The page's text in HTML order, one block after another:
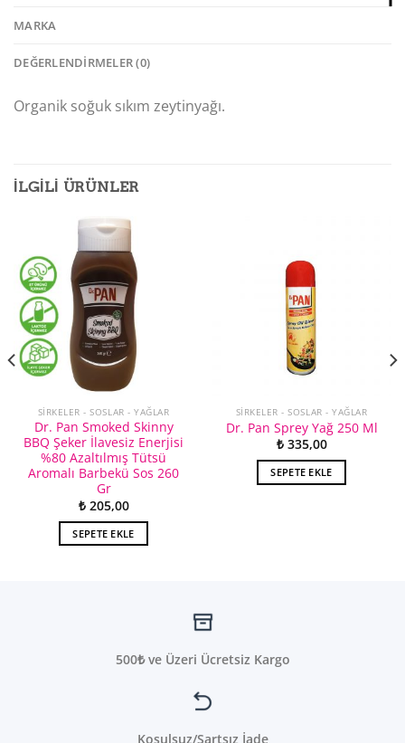
MARKA
DEĞERLENDIRMELER (0)
Organik soğuk sıkım zeytinyağı.
İLGILI ÜRÜNLER
SIRKELER - SOSLAR - YAĞLAR
Dr. Pan Smoked Skinny
BBQ Şeker İlavesiz Enerjisi
%80 Azaltılmış Tütsü
Aromalı Barbekü Sos 260
Gr
₺205,00
SEPETE EKLE
SIRKELER - SOSLAR - YAĞLAR
Dr. Pan Sprey Yağ 250 Ml
₺335,00
SEPETE EKLE
500₺ ve Üzeri Ücretsiz Kargo
Koşulsuz/Şartsız İade